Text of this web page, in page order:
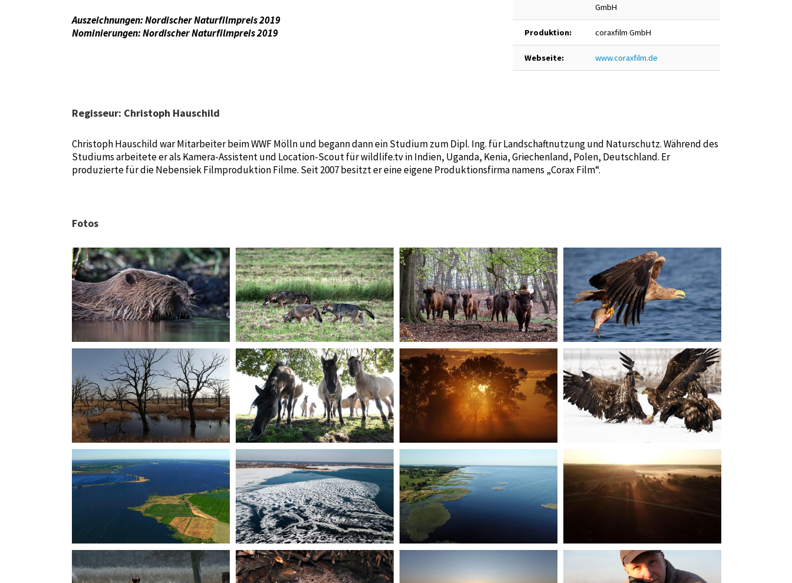
Auszeichnungen: Nordischer Naturfilmpreis 2019
Nominierungen: Nordischer Naturfilmpreis 2019
GmbH
Produktion: coraxfilm GmbH
Webseite: www.coraxfilm.de
Regisseur: Christoph Hauschild
Christoph Hauschild war Mitarbeiter beim WWF Mölln und begann dann ein Studium zum Dipl. Ing. für Landschaftnutzung und Naturschutz. Während des
Studiums arbeitete er als Kamera-Assistent und Location-Scout für wildlife.tv in Indien, Uganda, Kenia, Griechenland, Polen, Deutschland. Er
produzierte für die Nebensiek Filmproduktion Filme. Seit 2007 besitzt er eine eigene Produktionsfirma namens „Corax Film“.
Fotos